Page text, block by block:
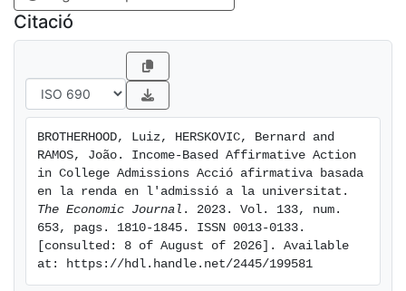
makes nearly 80% of households better off.
Citació
BROTHERHOOD, Luiz, HERSKOVIC, Bernard and
RAMOS, João. Income-Based Affirmative Action
in College Admissions Acció afirmativa basada
The Economic Journal . 2023. Vol. 133, num.
653, pags. 1810-1845. ISSN 0013-0133.
[consulted: 8 of August of 2026]. Available
at: https://hdl.handle.net/2445/199581